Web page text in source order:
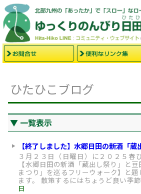
ひたひこブログ
一覧表示
【終了しました】水郷日田の新酒「蔵出し祭り」と豆田町「天領日田おひな
３月２３日（日曜日）に２０２５春
【水郷日田の新酒「蔵出し祭り」と
まつり」を巡るフリーウォーク】と
ます。 散策するにはちょうど良い季
日